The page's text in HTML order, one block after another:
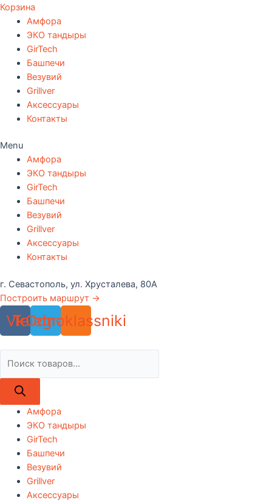
Корзина
Амфора
ЭКО тандыры
GirTech
Башпечи
Везувий
Grillver
Аксессуары
Контакты
Menu
Амфора
ЭКО тандыры
GirTech
Башпечи
Везувий
Grillver
Аксессуары
Контакты
г. Севастополь, ул. Хрусталева, 80А
Построить маршрут →
Vk
Telegram
Odnoklassniki
товаров
Амфора
ЭКО тандыры
GirTech
Башпечи
Везувий
Grillver
Аксессуары